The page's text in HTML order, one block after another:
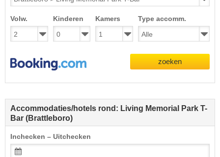
Volw. Kinderen Kamers Type accomm.
zoeken
Accommodaties/hotels rond: Living Memorial Park T-
Bar (Brattleboro)
Inchecken – Uitchecken